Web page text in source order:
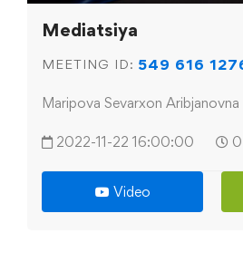
Mediatsiya
MEETING ID: 549 616
Maripova Sevarxon Aribjanovna
2022-11-22 16:00:00 0
Video